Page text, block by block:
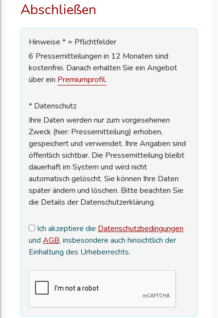
Abschließen
Hinweise * = Pflichtfelder
6 Pressemitteilungen in 12 Monaten sind
kostenfrei. Danach erhalten Sie ein Angebot
über ein Premiumprofil.
* Datenschutz
Ihre Daten werden nur zum vorgesehenen
Zweck (hier: Pressemitteilung) erhoben,
gespeichert und verwendet. Ihre Angaben sind
öffentlich sichtbar. Die Pressemitteilung bleibt
dauerhaft im System und wird nicht
automatisch gelöscht. Sie können Ihre Daten
später ändern und löschen. Bitte beachten Sie
die Details der Datenschutzerklärung.
Ich akzeptiere die Datenschutzbedingungen
und AGB, insbesondere auch hinsichtlich der
Einhaltung des Urheberrechts.